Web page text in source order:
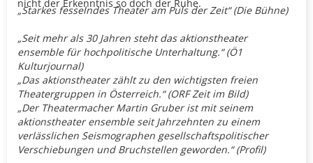
nicht der Erkenntnis so doch der Ruhe.
„Starkes fesselndes Theater am Puls der Zeit“ (Die Bühne)
„Seit mehr als 30 Jahren steht das aktionstheater
ensemble für hochpolitische Unterhaltung.“ (Ö1
Kulturjournal)
„Das aktionstheater zählt zu den wichtigsten freien
Theatergruppen in Österreich.“ (ORF Zeit im Bild)
„Der Theatermacher Martin Gruber ist mit seinem
aktionstheater ensemble seit Jahrzehnten zu einem
verlässlichen Seismographen gesellschaftspolitischer
Verschiebungen und Bruchstellen geworden.“ (Profil)